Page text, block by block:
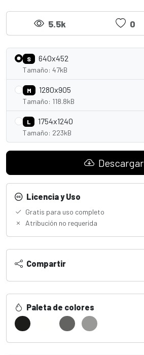
5.5k 0
S 640x452
Tamaño: 47kB
M 1280x905
Tamaño: 118.8kB
L 1754x1240
Tamaño: 223kB
Descargar
Licencia y Uso
Gratis para uso completo
Atribución no requerida
Compartir
Paleta de colores